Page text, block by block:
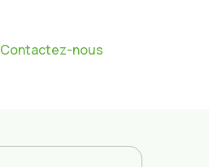
Contactez-nous